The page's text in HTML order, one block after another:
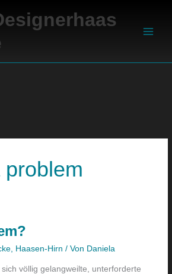
, Haasen-Hirn / Von Daniela
völlig gelangweilte, unterforderte